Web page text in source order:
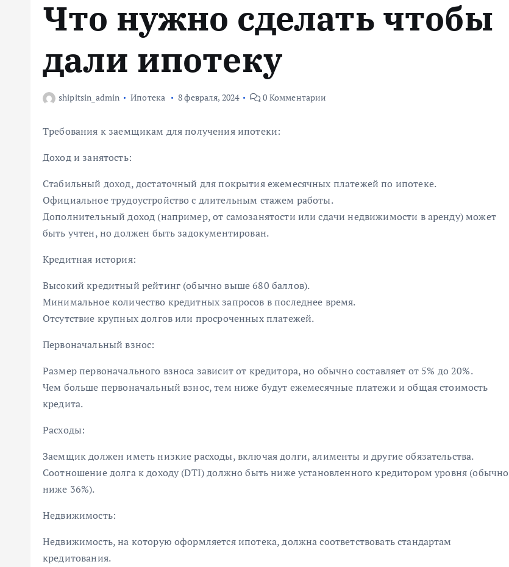
Что нужно сделать чтобы
дали ипотеку
shipitsin_admin Ипотека 8 февраля, 2024 0 Комментарии
Требования к заемщикам для получения ипотеки:
Доход и занятость:
Стабильный доход, достаточный для покрытия ежемесячных платежей по ипотеке.
Официальное трудоустройство с длительным стажем работы.
Дополнительный доход (например, от самозанятости или сдачи недвижимости в аренду) может
быть учтен, но должен быть задокументирован.
Кредитная история:
Высокий кредитный рейтинг (обычно выше 680 баллов).
Минимальное количество кредитных запросов в последнее время.
Отсутствие крупных долгов или просроченных платежей.
Первоначальный взнос:
Размер первоначального взноса зависит от кредитора, но обычно составляет от 5% до 20%.
Чем больше первоначальный взнос, тем ниже будут ежемесячные платежи и общая стоимость
кредита.
Расходы:
Заемщик должен иметь низкие расходы, включая долги, алименты и другие обязательства.
Соотношение долга к доходу (DTI) должно быть ниже установленного кредитором уровня (обычно
ниже 36%).
Недвижимость:
Недвижимость, на которую оформляется ипотека, должна соответствовать стандартам
кредитования.